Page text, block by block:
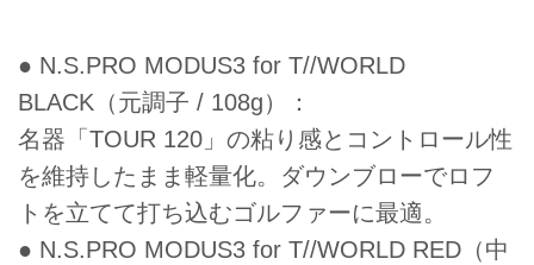
● N.S.PRO MODUS3 for T//WORLD
BLACK（元調子 / 108g）：
名器「TOUR 120」の粘り感とコントロール性
を維持したまま軽量化。ダウンブローでロフ
トを立てて打ち込むゴルファーに最適。
● N.S.PRO MODUS3 for T//WORLD RED（中